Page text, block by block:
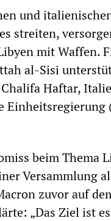
und
streiten,
mit Waffen.
al-Sisi
Haftar,
Einheitsregierung
beim Thema
Versammlung
zuvor auf
„Das Ziel ist